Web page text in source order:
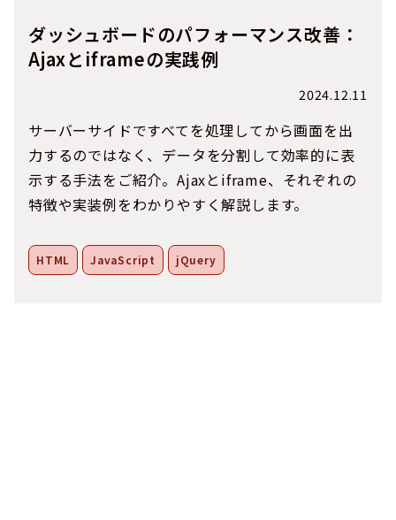
ダッシュボードのパフォーマンス改善：
Ajaxとiframeの実践例
2024.12.11
サーバーサイドですべてを処理してから画面を出
力するのではなく、データを分割して効率的に表
示する手法をご紹介。Ajaxとiframe、それぞれの
特徴や実装例をわかりやすく解説します。
HTML JavaScript jQuery